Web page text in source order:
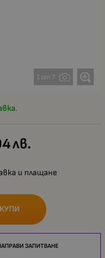
1 от 7
.
лв.
и плащане
КУПИ
ЗАПИТВАНЕ